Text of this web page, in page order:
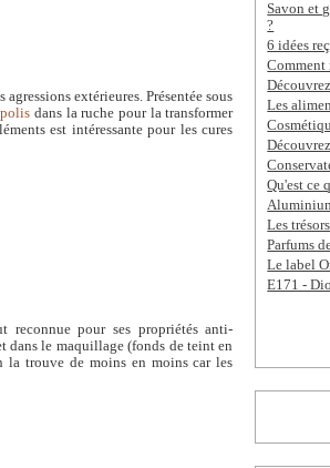
extérieures. Présentée sous
dans la ruche pour la transformer
est intéressante pour les cures
reconnue pour ses propriétés anti-
dans le maquillage (fonds de teint en
la trouve de moins en moins car les
Savon et
?
6 idées
Comment
Les
Qu'est ce
Les
Parfums
Le label
E171 -